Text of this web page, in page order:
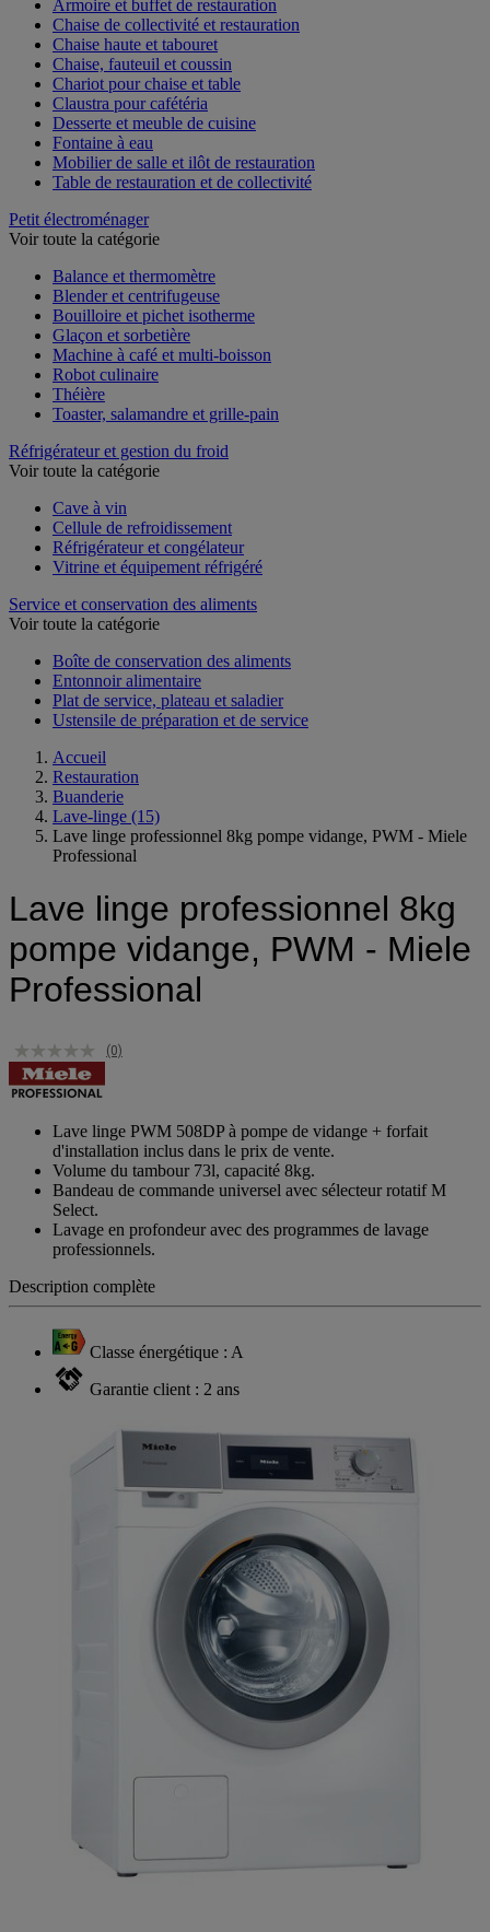
Armoire et buffet de restauration
Chaise de collectivité et restauration
Chaise haute et tabouret
Chaise, fauteuil et coussin
Chariot pour chaise et table
Claustra pour cafétéria
Desserte et meuble de cuisine
Fontaine à eau
Mobilier de salle et ilôt de restauration
Petit électroménager
Balance et thermomètre
Blender et centrifugeuse
Bouilloire et pichet isotherme
Glaçon et sorbetière
Machine à café et multi-boisson
Robot culinaire
Théière
Réfrigérateur et gestion du froid
Cave à vin
Cellule de refroidissement
Réfrigérateur et congélateur
Service et conservation des aliments
Boîte de conservation des aliments
Entonnoir alimentaire
Plat de service, plateau et saladier
Accueil
Restauration
Buanderie
Lave-linge (15)
Lave linge professionnel 8kg pompe vidange, PWM - Miele
Lave linge professionnel 8kg
pompe vidange, PWM - Miele
Professional
Lave linge PWM 508DP à pompe de vidange + forfait
d'installation inclus dans le prix de vente.
Volume du tambour 73l, capacité 8kg.
Bandeau de commande universel avec sélecteur rotatif M
Select.
Lavage en profondeur avec des programmes de lavage
Description complète